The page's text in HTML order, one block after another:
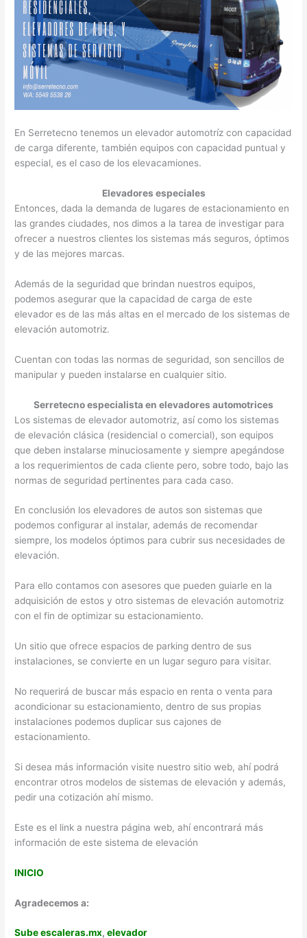
En Serretecno tenemos un elevador automotríz con capacidad
de carga diferente, también equipos con capacidad puntual y
especial, es el caso de los elevacamiones.
Elevadores especiales
Entonces, dada la demanda de lugares de estacionamiento en
las grandes ciudades, nos dimos a la tarea de investigar para
ofrecer a nuestros clientes los sistemas más seguros, óptimos
y de las mejores marcas.
Además de la seguridad que brindan nuestros equipos,
podemos asegurar que la capacidad de carga de este
elevador es de las más altas en el mercado de los sistemas de
elevación automotriz.
Cuentan con todas las normas de seguridad, son sencillos de
manipular y pueden instalarse en cualquier sitio.
Serretecno especialista en elevadores automotrices
Los sistemas de elevador automotriz, así como los sistemas
de elevación clásica (residencial o comercial), son equipos
que deben instalarse minuciosamente y siempre apegándose
a los requerimientos de cada cliente pero, sobre todo, bajo las
normas de seguridad pertinentes para cada caso.
En conclusión los elevadores de autos son sistemas que
podemos configurar al instalar, además de recomendar
siempre, los modelos óptimos para cubrir sus necesidades de
elevación.
Para ello contamos con asesores que pueden guiarle en la
adquisición de estos y otro sistemas de elevación automotriz
con el fin de optimizar su estacionamiento.
Un sitio que ofrece espacios de parking dentro de sus
instalaciones, se convierte en un lugar seguro para visitar.
No requerirá de buscar más espacio en renta o venta para
acondicionar su estacionamiento, dentro de sus propias
instalaciones podemos duplicar sus cajones de
estacionamiento.
Si desea más información visite nuestro sitio web, ahí podrá
encontrar otros modelos de sistemas de elevación y además,
pedir una cotización ahí mismo.
Este es el link a nuestra página web, ahí encontrará más
información de este sistema de elevación
INICIO
Agradecemos a:
Sube escaleras.mx,elevador